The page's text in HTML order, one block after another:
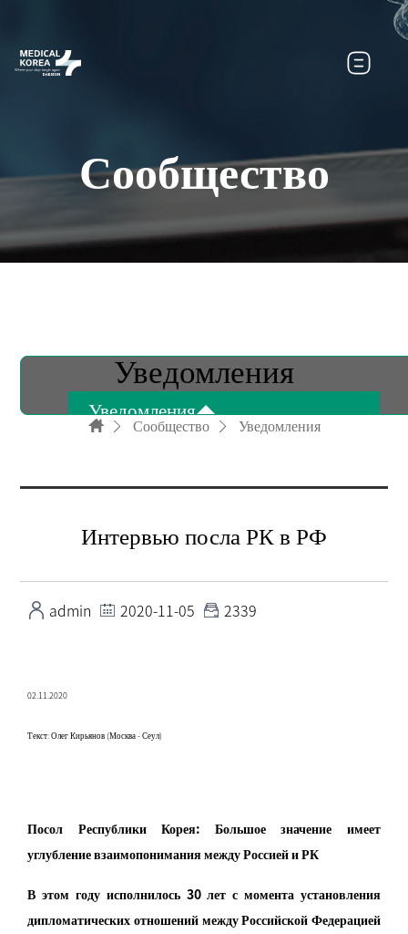
Сообщество
Уведомления
Справки и документы
Уведомления
Сообщество Уведомления
Интервью посла РК в РФ
admin 2020-11-05 2339
02.11.2020
Текст: Олег Кирьянов (Москва - Сеул)
Посол Республики Корея: Большое значение имеет
углубление взаимопонимания между Россией и РК
В этом году исполнилось 30 лет с момента установления
дипломатических отношений между Российской Федерацией